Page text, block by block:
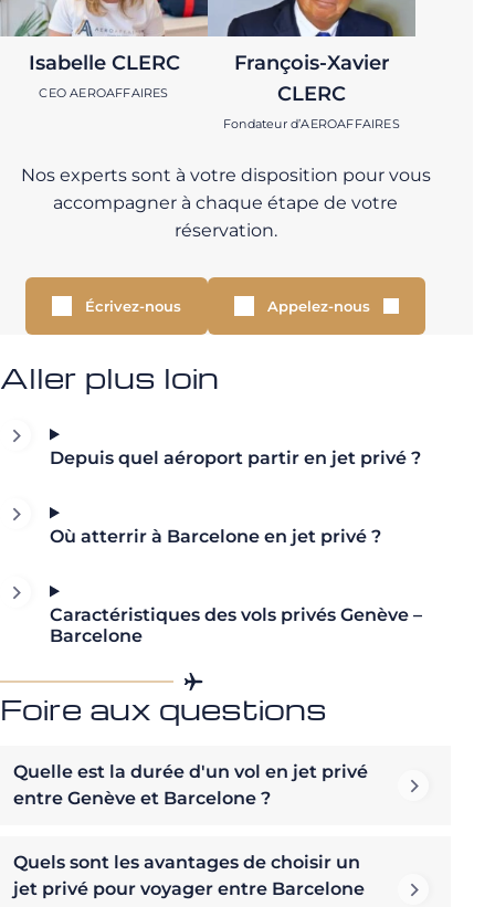
Isabelle CLERC
CEO AEROAFFAIRES
François-Xavier
CLERC
Fondateur d’AEROAFFAIRES
Nos experts sont à votre disposition pour vous
accompagner à chaque étape de votre
réservation.
Écrivez-nous Appelez-nous
Aller plus loin
Depuis quel aéroport partir en jet privé ?
Où atterrir à Barcelone en jet privé ?
Caractéristiques des vols privés Genève –
Barcelone
Foire aux questions
Quelle est la durée d'un vol en jet privé
entre Genève et Barcelone ?
Quels sont les avantages de choisir un
jet privé pour voyager entre Barcelone